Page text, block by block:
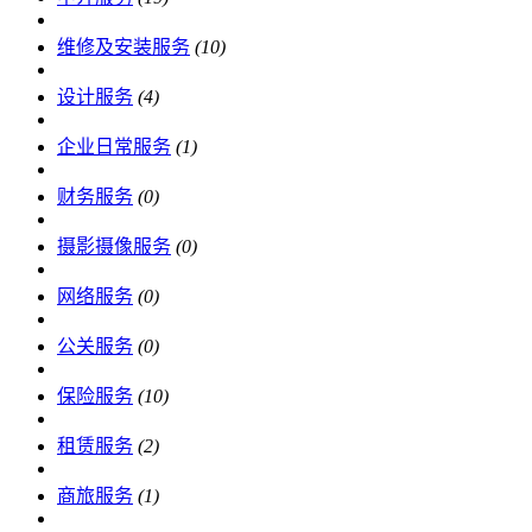
维修及安装服务 (10)
设计服务 (4)
企业日常服务 (1)
财务服务 (0)
摄影摄像服务 (0)
网络服务 (0)
公关服务 (0)
保险服务 (10)
租赁服务 (2)
商旅服务 (1)